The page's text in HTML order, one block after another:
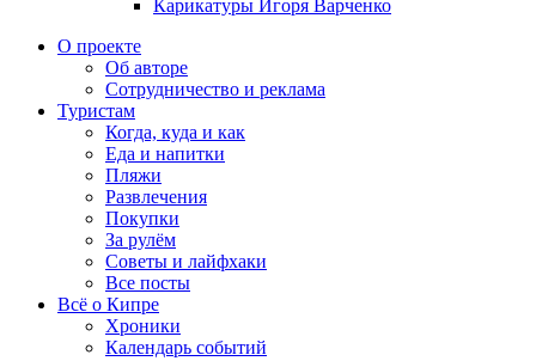
Карикатуры Игоря Варченко
О проекте
Об авторе
Сотрудничество и реклама
Туристам
Когда, куда и как
Еда и напитки
Пляжи
Развлечения
Покупки
За рулём
Советы и лайфхаки
Все посты
Всё о Кипре
Хроники
Календарь событий